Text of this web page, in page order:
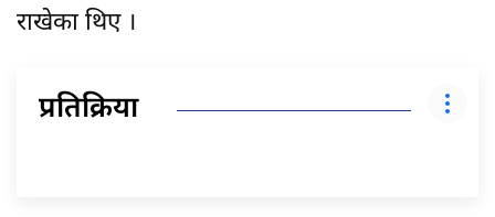
राखेका थिए ।
प्रतिक्रिया